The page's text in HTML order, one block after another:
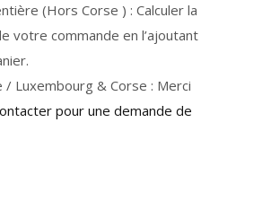
(Hors Corse ) : Calculer la
votre commande en l’ajoutant
/ Luxembourg & Corse : Merci
pour une demande de